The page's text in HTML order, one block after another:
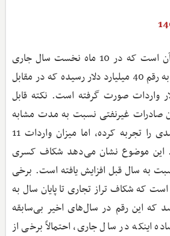
بررسی آمارها حاکی از آن است که در 10 ماه نخست سال جاری
میزان صادرات غیرنفتی به رقم 40 میلیارد دلار رسیده که در مقابل
دلار واردات صورت گرفته است. نکته قابل
صادرات غیرنفتی نسبت به مدت مشابه
سال قبل کاهش 11درصدی را تجربه کرده، اما میزان واردات 11
موضوع نشان می‌دهد شکاف کسری
به سال قبل افزایش یافته است. برخی
که شکاف تراز تجاری تا پایان سال به
برسد که این رقم در سال‌های اخیر بی‌سابقه
اینکه در سال جاری، احتمالاً برخی از